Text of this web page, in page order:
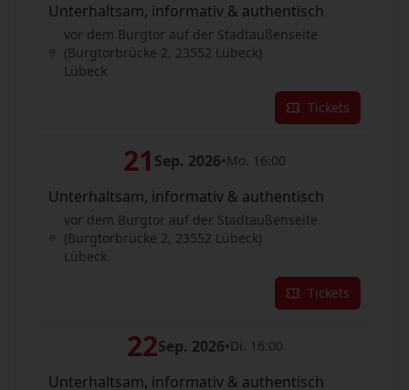
Unterhaltsam, informativ & authentisch
vor dem Burgtor auf der Stadtaußenseite
(Burgtorbrücke 2, 23552 Lübeck)
Lübeck
Tickets
21 Sep. 2026•Mo. 16:00
Unterhaltsam, informativ & authentisch
vor dem Burgtor auf der Stadtaußenseite
(Burgtorbrücke 2, 23552 Lübeck)
Lübeck
Tickets
22Sep. 2026•Di. 16:00
Unterhaltsam, informativ & authentisch